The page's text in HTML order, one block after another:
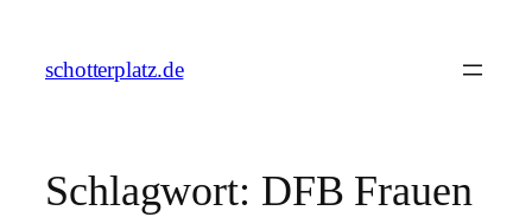
springen
schotterplatz.de
Schlagwort: DFB Frauen